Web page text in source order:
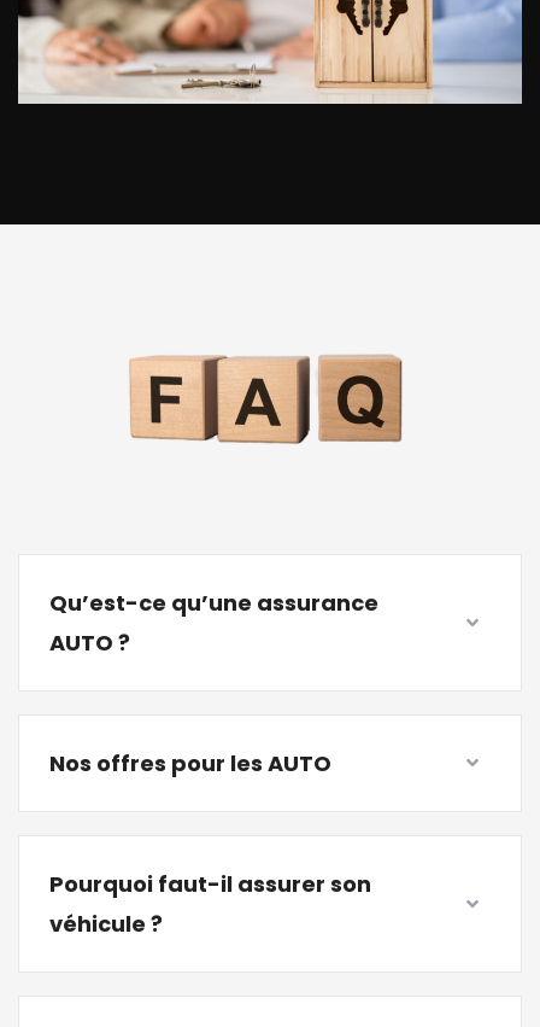
Qu’est-ce qu’une assurance
AUTO ?
Nos offres pour les AUTO
Pourquoi faut-il assurer son
véhicule ?